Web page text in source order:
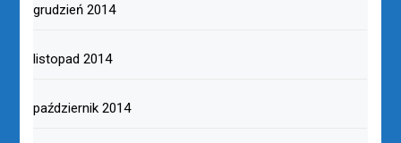
grudzień 2014
listopad 2014
październik 2014